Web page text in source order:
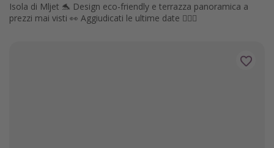
Isola di Mljet 🐬 Design eco-friendly e terrazza panoramica a
prezzi mai visti 👀 Aggiudicati le ultime date 🏃🏽‍♀️